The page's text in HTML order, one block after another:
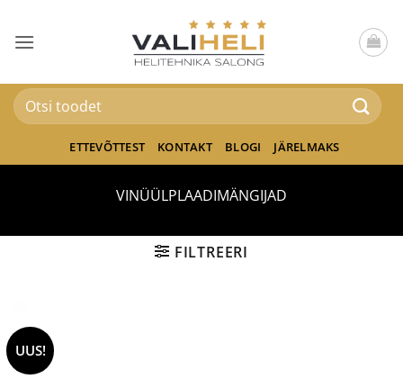
content
Otsi:
ETTEVÕTTEST KONTAKT BLOGI JÄRELMAKS
VINÜÜLPLAADIMÄNGIJAD
FILTREERI
UUS!